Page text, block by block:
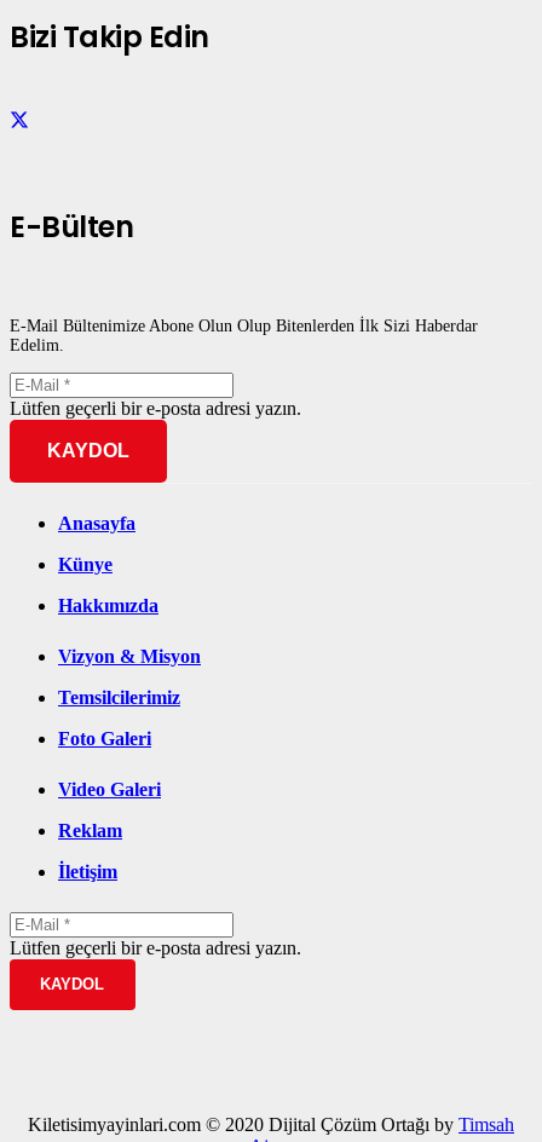
Bizi Takip Edin
E-Bülten
E-Mail Bültenimize Abone Olun Olup Bitenlerden İlk Sizi Haberdar
Edelim.
Lütfen geçerli bir e-posta adresi yazın.
KAYDOL
Anasayfa
Künye
Hakkımızda
Vizyon & Misyon
Temsilcilerimiz
Foto Galeri
Video Galeri
Reklam
İletişim
Lütfen geçerli bir e-posta adresi yazın.
KAYDOL
Kiletisimyayinlari.com © 2020 Dijital Çözüm Ortağı by Timsah